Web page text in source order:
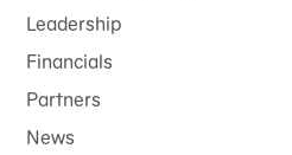
Leadership
Financials
Partners
News